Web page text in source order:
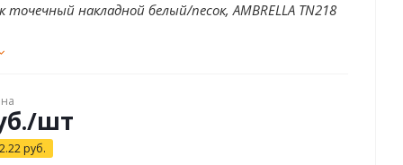
точечный накладной белый/песок, AMBRELLA TN218
/шт
2.22 руб.